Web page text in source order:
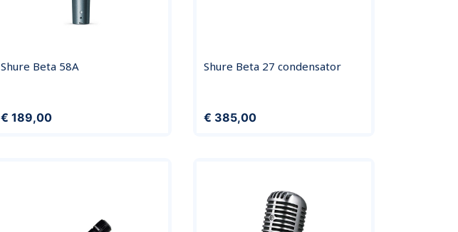
Shure Beta 58A
Prijs
€ 189,00
Shure Beta 27 condensator
Prijs
€ 385,00